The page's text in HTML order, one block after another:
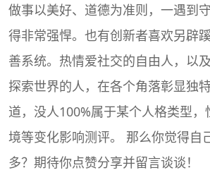
做事以美好、道德为准则，一遇到
得非常强悍。也有创新者喜欢另辟
善系统。热情爱社交的自由人，以
探索世界的人，在各个角落彰显独
道，没人100%属于某个人格类型
境等变化影响测评。 那么你觉得自
多？期待你点赞分享并留言谈谈！